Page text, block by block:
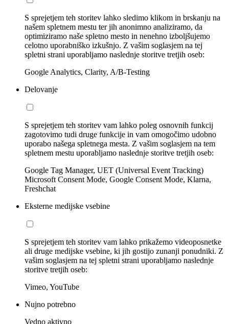
S sprejetjem teh storitev lahko sledimo klikom in brskanju na
našem spletnem mestu ter jih anonimno analiziramo, da
optimiziramo naše spletno mesto in nenehno izboljšujemo
celotno uporabniško izkušnjo. Z vašim soglasjem na tej
spletni strani uporabljamo naslednje storitve tretjih oseb:
Google Analytics, Clarity, A/B-Testing
Delovanje
S sprejetjem teh storitev vam lahko poleg osnovnih funkcij
zagotovimo tudi druge funkcije in vam omogočimo udobno
uporabo našega spletnega mesta. Z vašim soglasjem na tem
spletnem mestu uporabljamo naslednje storitve tretjih oseb:
Google Tag Manager, UET (Universal Event Tracking)
Microsoft Consent Mode, Google Consent Mode, Klarna,
Freshchat
Eksterne medijske vsebine
S sprejetjem teh storitev vam lahko prikažemo videoposnetke
ali druge medijske vsebine, ki jih gostijo zunanji ponudniki. Z
vašim soglasjem na tej spletni strani uporabljamo naslednje
storitve tretjih oseb:
Vimeo, YouTube
Nujno potrebno
Vedno aktivno